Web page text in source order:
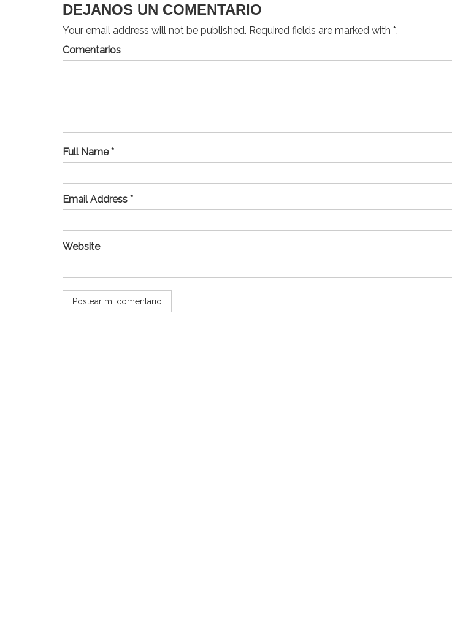
DEJANOS UN COMENTARIO
Your email address will not be published. Required fields are marked with *.
Comentarios
Full Name *
Email Address *
Website